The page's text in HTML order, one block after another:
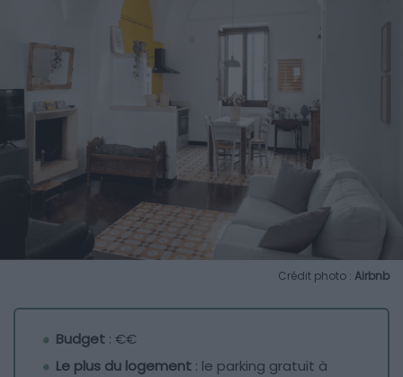
Crédit photo : Airbnb
Budget : €€
Le plus du logement : le parking gratuit à